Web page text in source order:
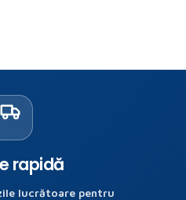
rapidă
lucrătoare pentru